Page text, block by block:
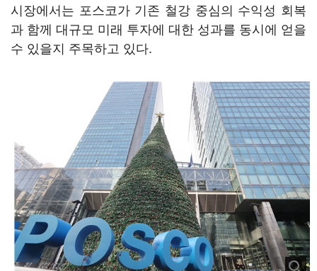
시장에서는 포스코가 기존 철강 중심의 수익성 회복
과 함께 대규모 미래 투자에 대한 성과를 동시에 얻을
수 있을지 주목하고 있다.